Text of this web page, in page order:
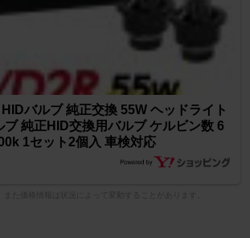
バルブ 純正交換 55W ヘッドライト
ブ 純正HID交換用バルブ ケルビン数 6
1セット2個入 車検対応